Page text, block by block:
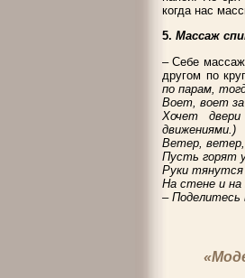
когда нас
5. Массаж
– Себе
другом по
по парам,
Воет, воет за
Хочет
движениями.)
Ветер,
Пусть горят
Руки тянутся
На стене и на
–